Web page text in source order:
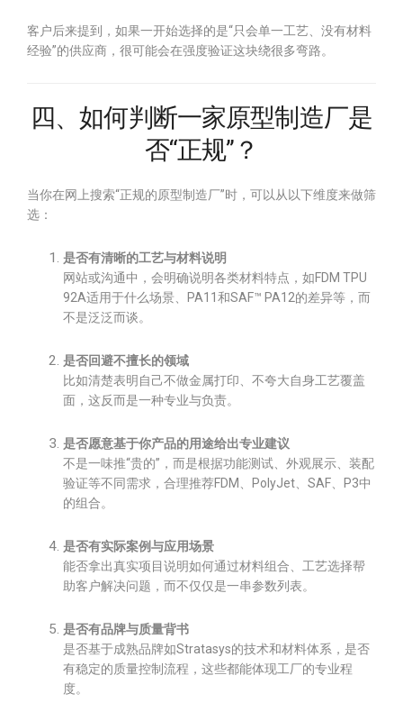
客户后来提到，如果一开始选择的是“只会单一工艺、没有材料
经验”的供应商，很可能会在强度验证这块绕很多弯路。
四、如何判断一家原型制造厂是
否“正规”？
当你在网上搜索“正规的原型制造厂”时，可以从以下维度来做筛
选：
是否有清晰的工艺与材料说明
网站或沟通中，会明确说明各类材料特点，如FDM TPU
92A适用于什么场景、PA11和SAF™ PA12的差异等，而
不是泛泛而谈。
是否回避不擅长的领域
比如清楚表明自己不做金属打印、不夸大自身工艺覆盖
面，这反而是一种专业与负责。
是否愿意基于你产品的用途给出专业建议
不是一味推“贵的”，而是根据功能测试、外观展示、装配
验证等不同需求，合理推荐FDM、PolyJet、SAF、P3中
的组合。
是否有实际案例与应用场景
能否拿出真实项目说明如何通过材料组合、工艺选择帮
助客户解决问题，而不仅仅是一串参数列表。
是否有品牌与质量背书
是否基于成熟品牌如Stratasys的技术和材料体系，是否
有稳定的质量控制流程，这些都能体现工厂的专业程
度。